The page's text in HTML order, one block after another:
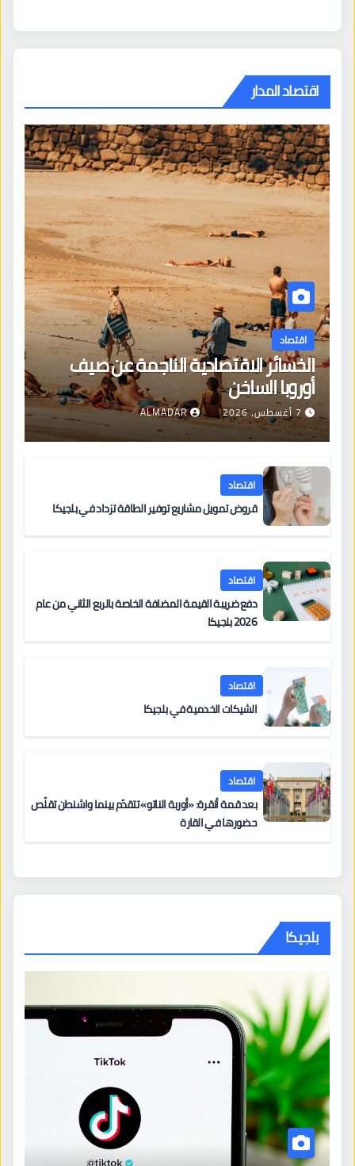
اقتصاد المدار
اقتصاد
الخسائر الاقتصادية الناجمة عن صيف
أوروبا الساخن
7 أغسطس، 2026 ALMADAR
اقتصاد
قروض تمويل مشاريع توفير الطاقة تزداد في بلجيكا
اقتصاد
دفع ضريبة القيمة المضافة الخاصة بالربع الثاني من عام
2026 بلجيكا
اقتصاد
الشيكات الخدمية في بلجيكا
اقتصاد
بعد قمة أنقرة: «أوربة الناتو» تتقدّم بينما واشنطن تقلّص
حضورها في القارة
بلجيكا